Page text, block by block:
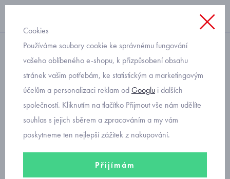
propínací
dívčí černý crop svetřík
Mayoral 6331-89
Cookies
Používáme soubory cookie ke správnému fungování
vašeho oblíbeného e-shopu, k přizpůsobení obsahu
stránek vašim potřebám, ke statistickým a marketingovým
účelům a personalizaci reklam odGooglu i dalších
společností. Kliknutím na tlačítko Přijmout vše nám udělíte
souhlas s jejich sběrem a zpracováním a my vám
poskytneme ten nejlepší zážitek z nakupování.
Přijímám